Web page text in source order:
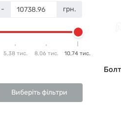
- грн.
5,38 тис. 8,06 тис. 10,74 тис.
Виберіть фільтри